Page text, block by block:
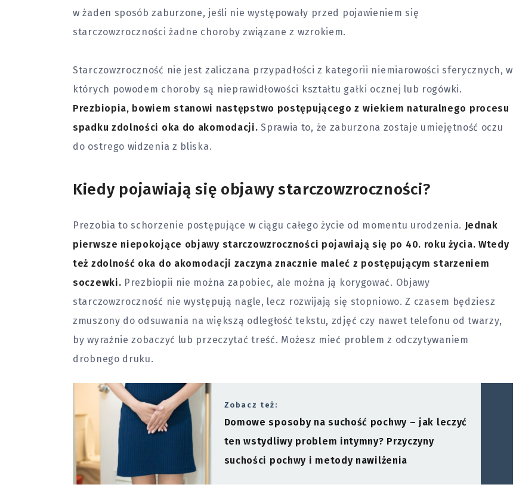
w żaden sposób zaburzone, jeśli nie występowały przed pojawieniem się
starczowzroczności żadne choroby związane z wzrokiem.
Starczowzroczność nie jest zaliczana przypadłości z kategorii niemiarowości sferycznych, w
których powodem choroby są nieprawidłowości kształtu gałki ocznej lub rogówki.
Prezbiopia, bowiem stanowi następstwo postępującego z wiekiem naturalnego procesu
spadku zdolności oka do akomodacji. Sprawia to, że zaburzona zostaje umiejętność oczu
do ostrego widzenia z bliska.
Kiedy pojawiają się objawy starczowzroczności?
Prezobia to schorzenie postępujące w ciągu całego życie od momentu urodzenia. Jednak
pierwsze niepokojące objawy starczowzroczności pojawiają się po 40. roku życia. Wtedy
też zdolność oka do akomodacji zaczyna znacznie maleć z postępującym starzeniem
soczewki. Prezbiopii nie można zapobiec, ale można ją korygować. Objawy
starczowzroczność nie występują nagle, lecz rozwijają się stopniowo. Z czasem będziesz
zmuszony do odsuwania na większą odległość tekstu, zdjęć czy nawet telefonu od twarzy,
by wyraźnie zobaczyć lub przeczytać treść. Możesz mieć problem z odczytywaniem
drobnego druku.
Zobacz też:
Domowe sposoby na suchość pochwy – jak leczyć
ten wstydliwy problem intymny? Przyczyny
suchości pochwy i metody nawilżenia